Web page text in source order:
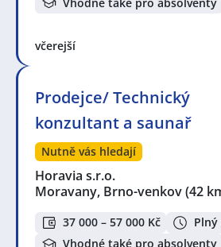
včerejší
Prodejce/ Technický
konzultant a saunař
Nutně vás hledají
Horavia s.r.o.
Moravany, Brno-venkov(42
37 000 – 57 000 Kč
Plný
Vhodné také pro absolventy